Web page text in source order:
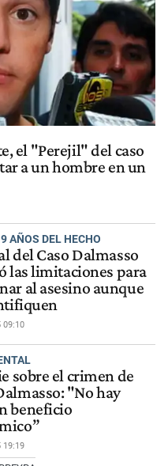
el "Perejil" del caso
a un hombre en un
AÑOS DEL HECHO
del Caso Dalmasso
las limitaciones para
al asesino aunque
09:10
sobre el crimen de
"No hay
beneficio
19:19